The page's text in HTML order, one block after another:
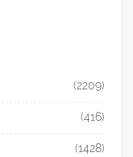
(2209)
(416)
(1428)